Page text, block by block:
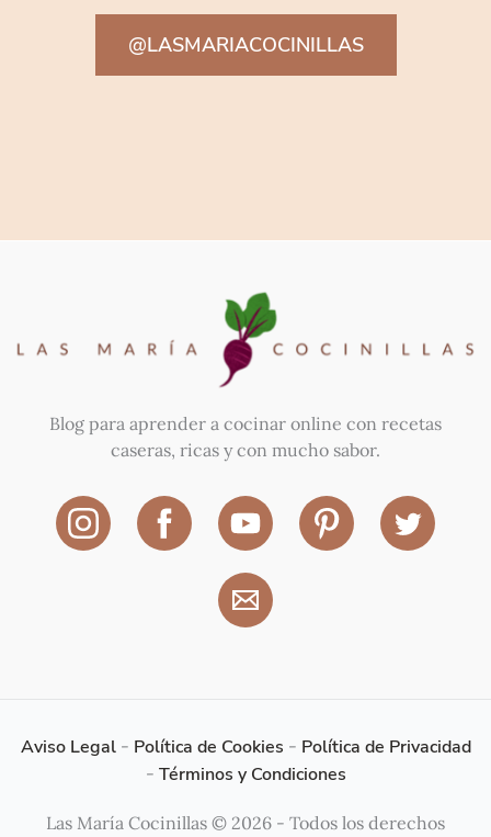
@LASMARIACOCINILLAS
Blog para aprender a cocinar online con recetas
caseras, ricas y con mucho sabor.
Aviso Legal- Política de Cookies - Política de Privacidad
- Términos y Condiciones
Las María Cocinillas © 2026 - Todos los derechos